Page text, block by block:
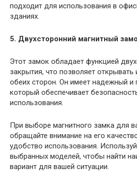
подходит для использования в
зданиях.
5. Двухсторонний магнитный
Этот замок обладает функцией
закрытия, что позволяет
обеих сторон. Он имеет надежный и
который обеспечивает
использования.
При выборе магнитного замка для
обращайте внимание на его
удобство использования.
выбранных моделей, чтобы найти
вариант для вашей ситуации.